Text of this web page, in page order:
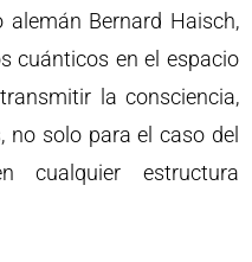
Bernard Haisch,
cuánticos en el espacio
la consciencia,
no solo para el caso del
cualquier estructura